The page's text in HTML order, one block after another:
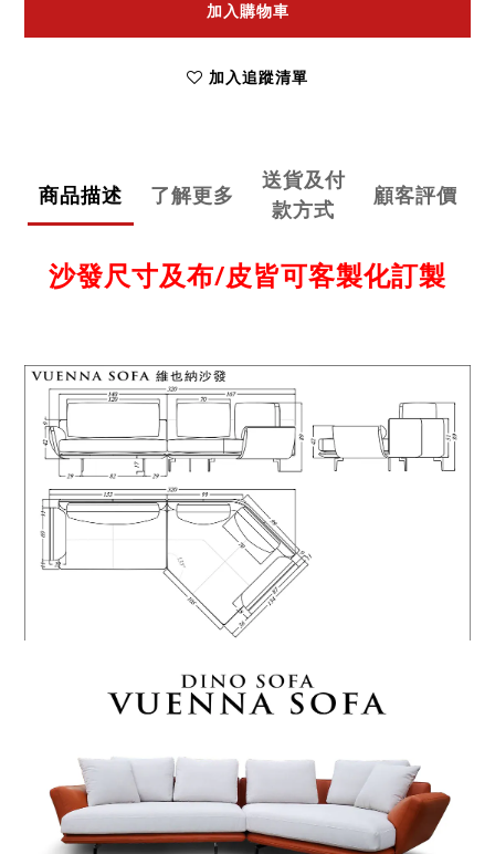
加入購物車
加入追蹤清單
商品描述 了解更多
送貨及付
款方式
顧客評價
沙發尺寸及布/皮皆可客製化訂製